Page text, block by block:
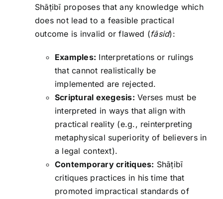
Shāṭibī proposes that any knowledge which
does not lead to a feasible practical
outcome is invalid or flawed (fāsid):
Examples: Interpretations or rulings
that cannot realistically be
implemented are rejected.
Scriptural exegesis: Verses must be
interpreted in ways that align with
practical reality (e.g., reinterpreting
metaphysical superiority of believers in
a legal context).
Contemporary critiques: Shāṭibī
critiques practices in his time that
promoted impractical standards of